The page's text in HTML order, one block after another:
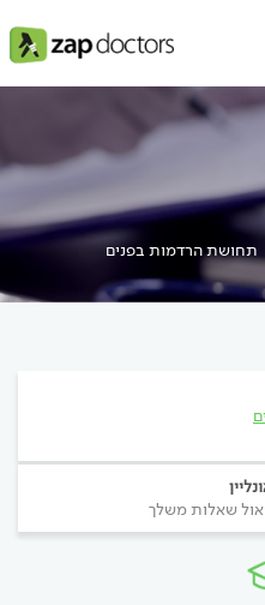
תחושת הרדמות בפנים
שאלות משלך